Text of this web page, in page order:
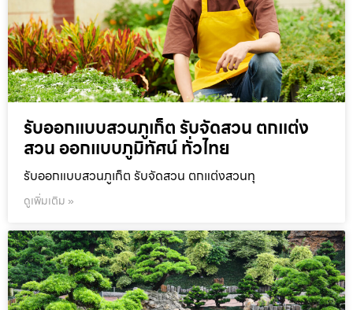
รับออกแบบสวนภูเก็ต รับจัดสวน ตกแต่ง
สวน ออกแบบภูมิทัศน์ ทั่วไทย
รับออกแบบสวนภูเก็ต รับจัดสวน ตกแต่งสวนทุ
ดูเพิ่มเติม »